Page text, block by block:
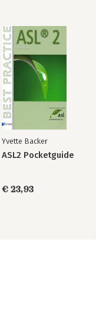
Yvette Backer
ASL2 Pocketguide
€ 23,93